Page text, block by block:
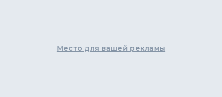
Место для вашей рекламы